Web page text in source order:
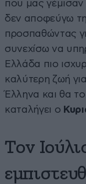
που μας
δεν αποφεύγω
προσπαθώντας
συνεχίσω να
Ελλάδα πιο
καλύτερη ζωή
Έλληνα και θα
καταλήγει ο
Τον